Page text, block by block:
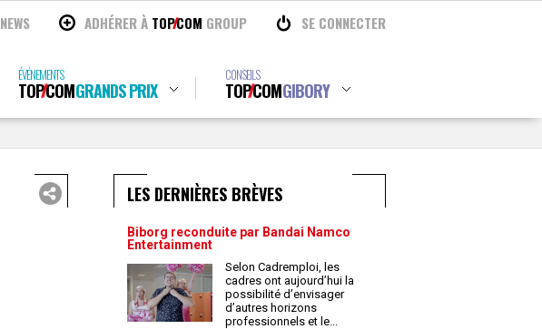
NEWS ADHÉRER À TOPCOM GROUP SE CONNECTER
ÉVÉNEMENTS
TOPCOMGRANDS PRIX
CONSEILS
TOPCOMGIBORY
LES DERNIÈRES BRÈVES
Biborg reconduite par Bandai Namco
Entertainment
Selon Cadremploi, les
cadres ont aujourd’hui la
possibilité d’envisager
d’autres horizons
professionnels et le...